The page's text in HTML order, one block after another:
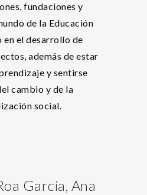
fundaciones y
de la Educación
el desarrollo de
además de estar
y sentirse
cambio y de la
social.
García, Ana